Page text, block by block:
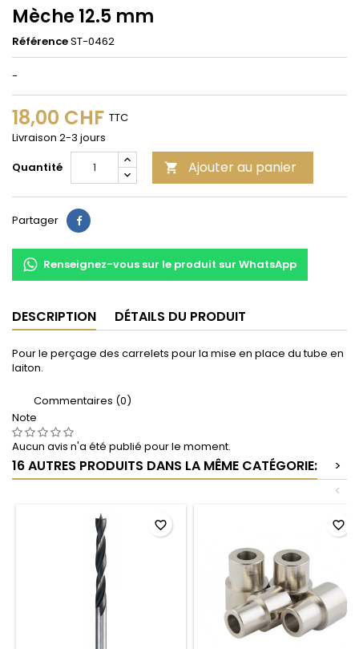
Mèche 12.5 mm
RéférenceST-0462
-
18,00 CHF TTC
Livraison 2-3 jours
Quantité
 Ajouter au panier
Partager Partager
Renseignez-vous sur le produit sur WhatsApp
DESCRIPTION DÉTAILS DU PRODUIT
Pour le perçage des carrelets pour la mise en place du tube en
laiton.
Commentaires (0)
Note
Aucun avis n'a été publié pour le moment.
16 AUTRES PRODUITS DANS LA MÊME CATÉGORIE:
>
<
favorite_border favorite_border